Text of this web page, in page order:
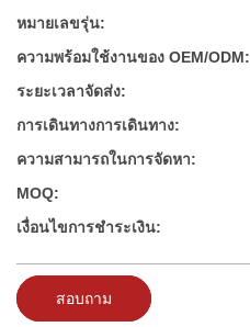
หมายเลขรุ่น:
ความพร้อมใช้งานของ OEM/ODM:
ระยะเวลาจัดส่ง:
การเดินทางการเดินทาง:
ความสามารถในการจัดหา:
MOQ:
เงื่อนไขการชำระเงิน:
สอบถาม